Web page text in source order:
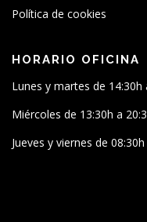
Política de cookies
HORARIO OFICINA
Lunes y martes de 14:30h
Miércoles de 13:30h a
Jueves y viernes de